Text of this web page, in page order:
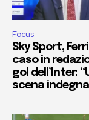
Focus
Sky Sport,
caso in
gol dell’Inter:
scena